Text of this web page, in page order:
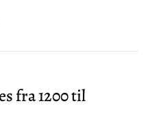
fra 1200 til